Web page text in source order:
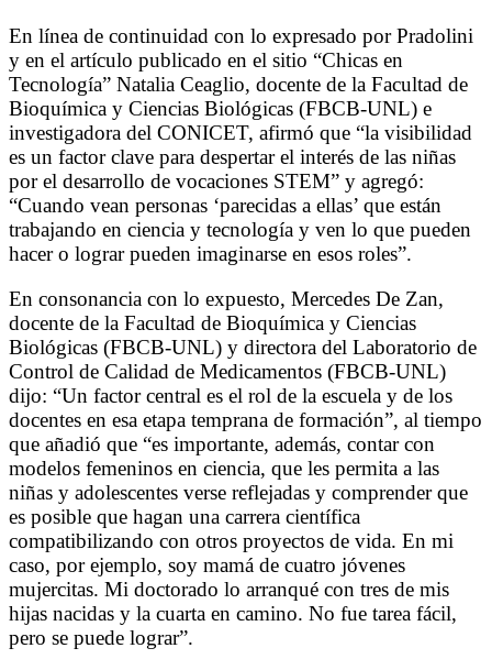
En línea de continuidad con lo expresado por Pradolini
y en el artículo publicado en el sitio “Chicas en
Tecnología” Natalia Ceaglio, docente de la Facultad de
Bioquímica y Ciencias Biológicas (FBCB-UNL) e
investigadora del CONICET, afirmó que “la visibilidad
es un factor clave para despertar el interés de las niñas
por el desarrollo de vocaciones STEM” y agregó:
“Cuando vean personas ‘parecidas a ellas’ que están
trabajando en ciencia y tecnología y ven lo que pueden
hacer o lograr pueden imaginarse en esos roles”.
En consonancia con lo expuesto, Mercedes De Zan,
docente de la Facultad de Bioquímica y Ciencias
Biológicas (FBCB-UNL) y directora del Laboratorio de
Control de Calidad de Medicamentos (FBCB-UNL)
dijo: “Un factor central es el rol de la escuela y de los
docentes en esa etapa temprana de formación”, al tiempo
que añadió que “es importante, además, contar con
modelos femeninos en ciencia, que les permita a las
niñas y adolescentes verse reflejadas y comprender que
es posible que hagan una carrera científica
compatibilizando con otros proyectos de vida. En mi
caso, por ejemplo, soy mamá de cuatro jóvenes
mujercitas. Mi doctorado lo arranqué con tres de mis
hijas nacidas y la cuarta en camino. No fue tarea fácil,
pero se puede lograr”.